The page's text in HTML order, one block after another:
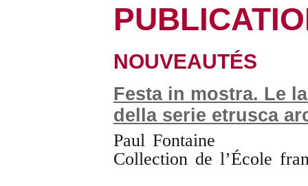
NOUVEAUTÉS
Festa in mostra. Le
della serie etrusca
Paul Fontaine
Collection de l’École